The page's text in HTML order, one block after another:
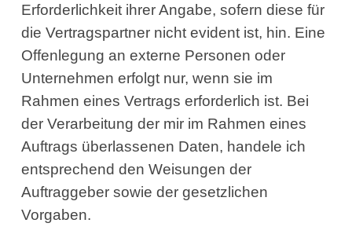
Erforderlichkeit ihrer Angabe, sofern diese für
die Vertragspartner nicht evident ist, hin. Eine
Offenlegung an externe Personen oder
Unternehmen erfolgt nur, wenn sie im
Rahmen eines Vertrags erforderlich ist. Bei
der Verarbeitung der mir im Rahmen eines
Auftrags überlassenen Daten, handele ich
entsprechend den Weisungen der
Auftraggeber sowie der gesetzlichen
Vorgaben.